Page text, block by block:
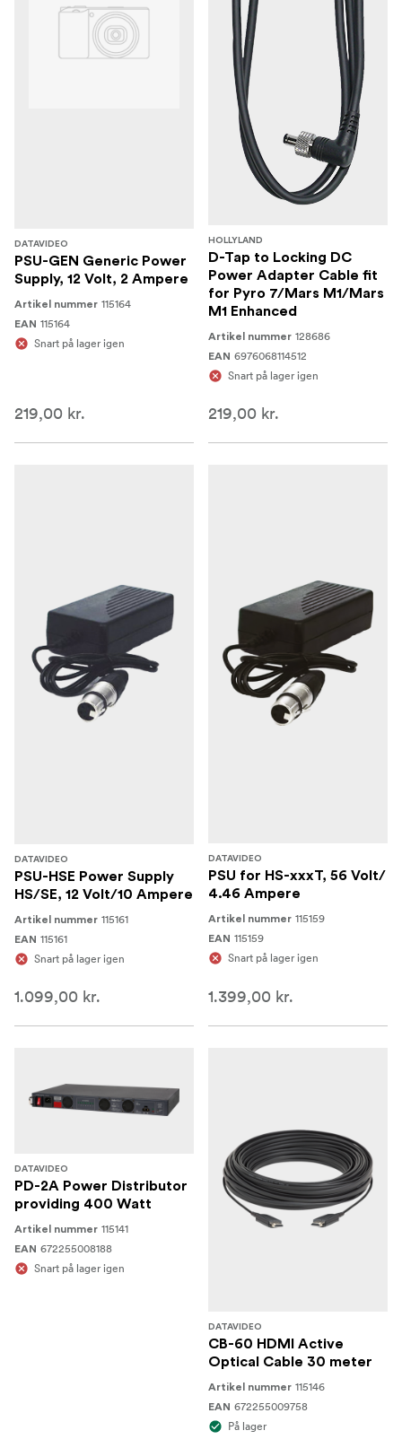
DATAVIDEO
PSU-GEN Generic Power
Supply, 12 Volt, 2 Ampere
Artikel nummer 115164
EAN 115164
Snart på lager igen
219,00 kr.
HOLLYLAND
D-Tap to Locking DC
Power Adapter Cable fit
for Pyro 7/Mars M1/Mars
M1 Enhanced
Artikel nummer 128686
EAN 6976068114512
Snart på lager igen
219,00 kr.
DATAVIDEO
PSU-HSE Power Supply
HS/SE, 12 Volt/10 Ampere
Artikel nummer 115161
EAN 115161
Snart på lager igen
1.099,00 kr.
DATAVIDEO
PSU for HS-xxxT, 56 Volt/
4.46 Ampere
Artikel nummer 115159
EAN 115159
Snart på lager igen
1.399,00 kr.
DATAVIDEO
PD-2A Power Distributor
providing 400 Watt
Artikel nummer 115141
EAN 672255008188
Snart på lager igen
DATAVIDEO
CB-60 HDMI Active
Optical Cable 30 meter
Artikel nummer 115146
EAN 672255009758
På lager